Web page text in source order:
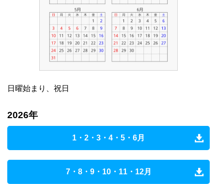
日曜始まり、祝日
2026年
1・2・3・4・5・6月
7・8・9・10・11・12月